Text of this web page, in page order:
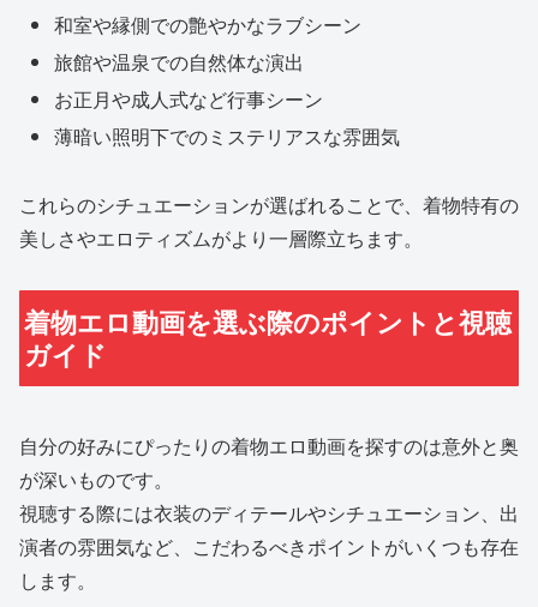
和室や縁側での艶やかなラブシーン
旅館や温泉での自然体な演出
お正月や成人式など行事シーン
薄暗い照明下でのミステリアスな雰囲気
これらのシチュエーションが選ばれることで、着物特有の
美しさやエロティズムがより一層際立ちます。
着物エロ動画を選ぶ際のポイントと視聴
ガイド
自分の好みにぴったりの着物エロ動画を探すのは意外と奥
が深いものです。
視聴する際には衣装のディテールやシチュエーション、出
演者の雰囲気など、こだわるべきポイントがいくつも存在
します。